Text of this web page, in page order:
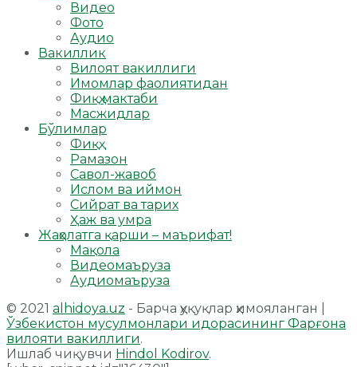
Видео
Фото
Аудио
Вакиллик
Вилоят вакиллиги
Имомлар фаолиятидан
Фиқҳ мактаби
Масжидлар
Бўлимлар
Фиқҳ
Рамазон
Савол-жавоб
Ислом ва иймон
Сийрат ва тарих
Ҳаж ва умра
Жаҳолатга қарши – маърифат!
Мақола
Видеомаъруза
Аудиомаъруза
© 2021 alhidoya.uz - Барча ҳуқуқлар ҳимояланган |
Ўзбекистон мусулмонлари идорасининг Фарғона
вилояти вакиллиги.
Ишлаб чиқувчи Hindol Kodirov.